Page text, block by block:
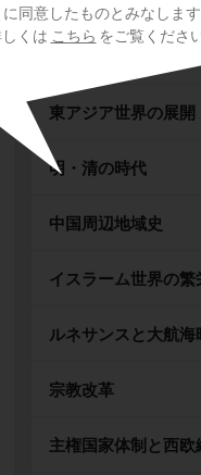
に同意したものとみなします
くは こちら をご覧ください
中世ヨーロッパ世
東アジア世界の展開
明・清の時代
中国周辺地域史
イスラーム世界の繁
ルネサンスと大航海
宗教改革
主権国家体制と西欧